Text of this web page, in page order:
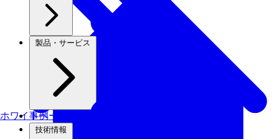
ホワイトペーパー
製品・サービス
事例
技術情報